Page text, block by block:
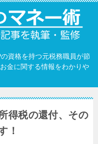
資格を持つ元税務職員が節
金に関する情報をわかりや
得税の還付、その
！